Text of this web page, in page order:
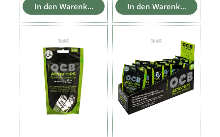
In den Warenkorb In den Warenkorb